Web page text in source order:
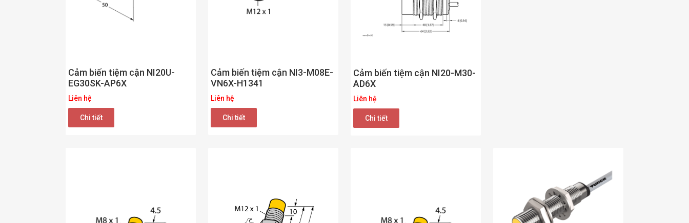
Cảm biến tiệm cận NI20U-
EG30SK-AP6X
Liên hệ
Chi tiết
Cảm biến tiệm cận NI3-M08E-
VN6X-H1341
Liên hệ
Chi tiết
Cảm biến tiệm cận NI20-M30-
AD6X
Liên hệ
Chi tiết